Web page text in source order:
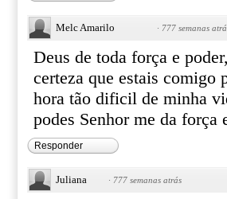
Melc Amarilo · 777 semanas
Deus de toda força e
certeza que estais comigo
hora tão dificil de minha
podes Senhor me da força
Responder
Juliana · 777 semanas atrás